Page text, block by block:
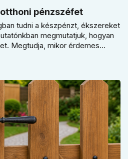
pénzszéfet
tudni a készpénzt, ékszereket
megmutatjuk, hogyan
Megtudja, mikor érdemes
rögzítés a valódi védelemhez